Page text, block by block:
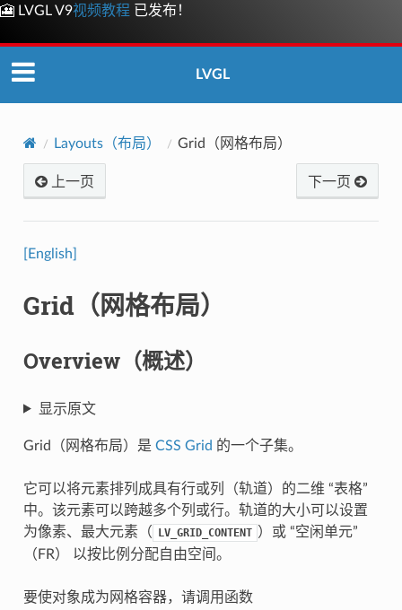
🎦 LVGL V9视频教程 已发布！
LVGL
Layouts（布局） Grid（网格布局）
上一页 下一页
[English]
Grid（网格布局）
Overview（概述）
显示原文
Grid（网格布局）是 CSS Grid 的一个子集。
它可以将元素排列成具有行或列（轨道）的二维 “表格”
中。该元素可以跨越多个列或行。轨道的大小可以设置
为像素、最大元素（
LV_GRID_CONTENT ）或 “空闲单元”
（FR） 以按比例分配自由空间。
要使对象成为网格容器，请调用函数